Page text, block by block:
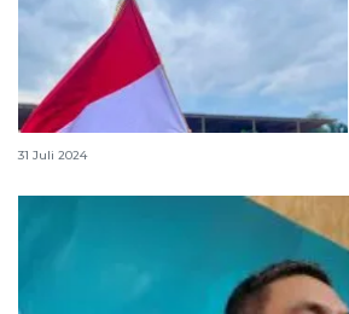
Simak lirik lagu "Maju Tak Gentar"
31 Juli 2024